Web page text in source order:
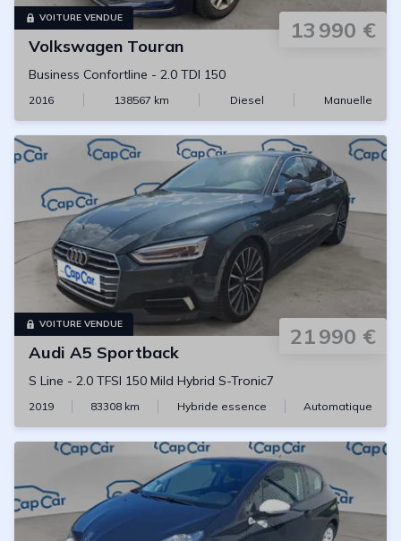
VOITURE VENDUE 13 990 €
Volkswagen Touran
Business Confortline - 2.0 TDI 150
2016 138567 km Diesel Manuelle
VOITURE VENDUE 21 990 €
Audi A5 Sportback
S Line - 2.0 TFSI 150 Mild Hybrid S-Tronic7
2019 83308 km Hybride essence Automatique